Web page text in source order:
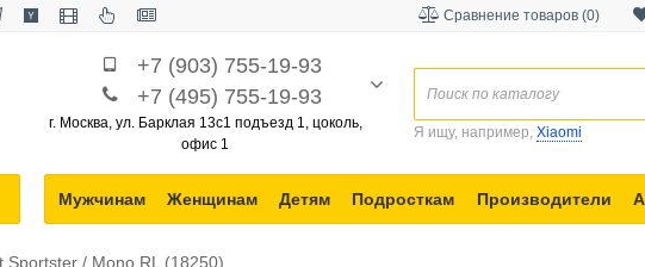
Сравнение товаров (0)
+7 (903) 755-19-93
+7 (495) 755-19-93
г. Москва, ул. Барклая 13с1 подъезд 1, цоколь,
офис 1
Я ищу, например, Xiaomi
Мужчинам Женщинам Детям Подросткам Производители
/ Mono RL (18250)